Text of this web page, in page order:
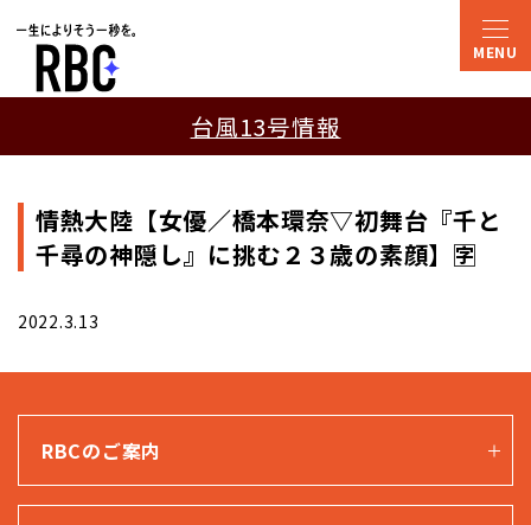
台風13号情報
情熱大陸【女優／橋本環奈▽初舞台『千と
千尋の神隠し』に挑む２３歳の素顔】🈑
2022.3.13
RBCのご案内